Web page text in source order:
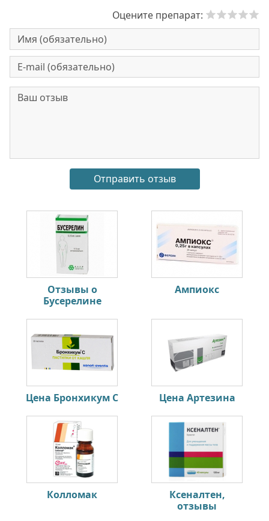
Оцените препарат:
Отзывы о
Бусерелине
Ампиокс
Цена Бронхикум С Цена Артезина
Колломак
Ксеналтен,
отзывы